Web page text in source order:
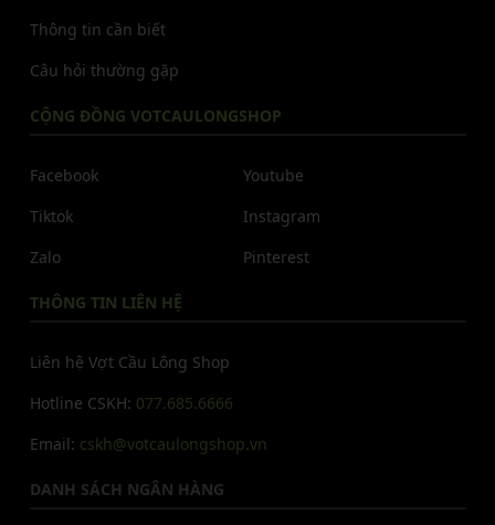
Thông tin cần biết
Câu hỏi thường gặp
CỘNG ĐỒNG VOTCAULONGSHOP
Facebook
Tiktok
Zalo
Youtube
Instagram
Pinterest
THÔNG TIN LIÊN HỆ
Liên hệ Vợt Cầu Lông Shop
Hotline CSKH: 077.685.6666
Email: cskh@votcaulongshop.vn
DANH SÁCH NGÂN HÀNG